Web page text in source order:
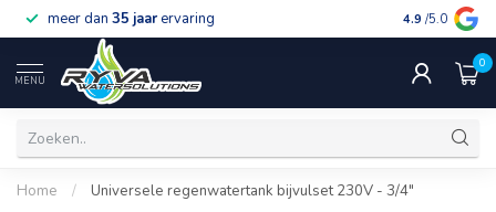
meer dan 35 jaarervaring gratis
4.9 /5.0
MENU
0
Home / Universele regenwatertank bijvulset 230V - 3/4"